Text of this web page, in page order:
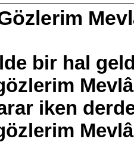
bir hal
iken